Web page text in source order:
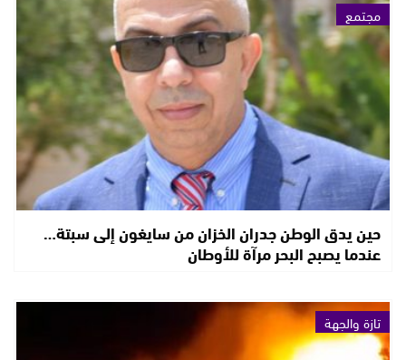
مجتمع
حين يدق الوطن جدران الخزان من سايغون إلى سبتة…
عندما يصبح البحر مرآة للأوطان
تازة والجهة